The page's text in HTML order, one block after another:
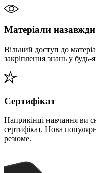
Матеріали назавжди
Вільний доступ до
закріплення знань у
Сертифікат
Наприкінці навчання ви
сертифікат. Нова
резюме.